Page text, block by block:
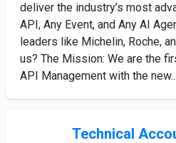
deliver the industry’s most
API, Any Event, and Any AI
leaders like Michelin, Roche,
us? The Mission: We are the
API Management with the new...
Technical